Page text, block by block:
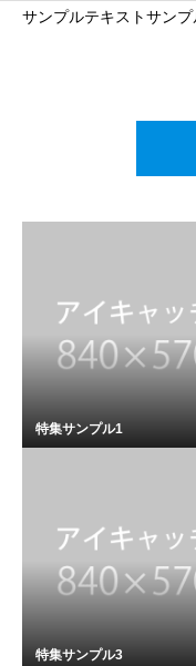
サンプルテキストサンプ
特集サンプル1
特集サンプル3